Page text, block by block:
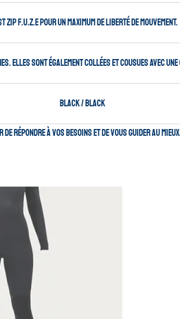
Zip F.U.Z.E pour un maximum de liberté de mouvement.
Elles sont également collées et cousues avec
Black / Black
répondre à vos besoins et de vous guider au